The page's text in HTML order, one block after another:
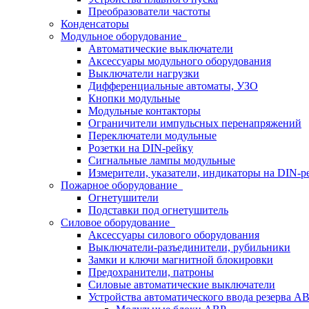
Преобразователи частоты
Конденсаторы
Модульное оборудование
Автоматические выключатели
Аксессуары модульного оборудования
Выключатели нагрузки
Дифференциальные автоматы, УЗО
Кнопки модульные
Модульные контакторы
Ограничители импульсных перенапряжений
Переключатели модульные
Розетки на DIN-рейку
Сигнальные лампы модульные
Измерители, указатели, индикаторы на DIN-
Пожарное оборудование
Огнетушители
Подставки под огнетушитель
Силовое оборудование
Аксессуары силового оборудования
Выключатели-разъединители, рубильники
Замки и ключи магнитной блокировки
Предохранители, патроны
Силовые автоматические выключатели
Устройства автоматического ввода резерва